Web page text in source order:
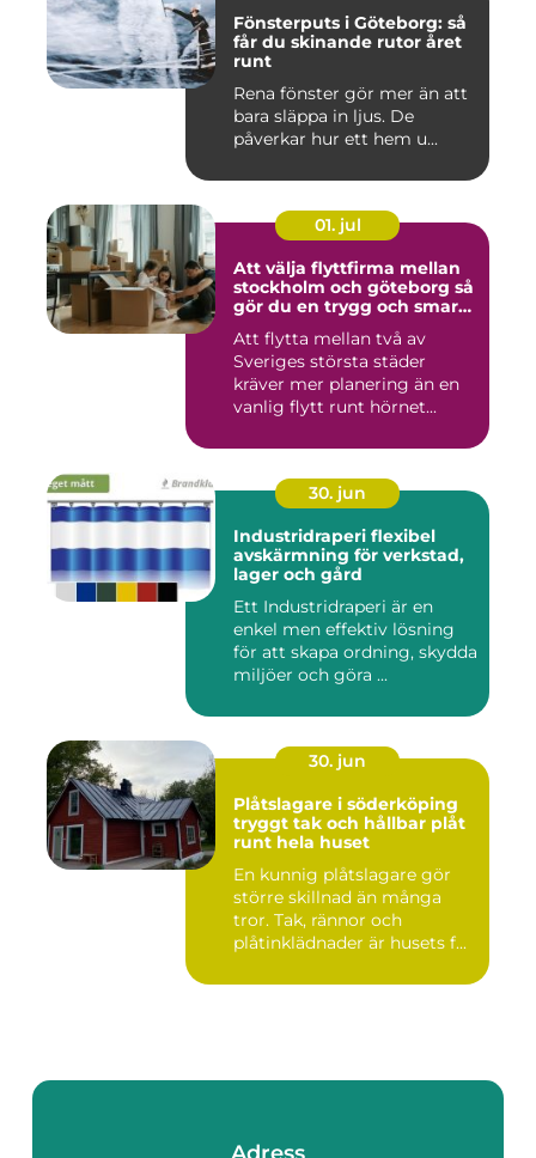
Fönsterputs i Göteborg: så
får du skinande rutor året
runt
Rena fönster gör mer än att
bara släppa in ljus. De
påverkar hur ett hem u...
01. jul
Att välja flyttfirma mellan
stockholm och göteborg så
gör du en trygg och smart
Att flytta mellan två av
Sveriges största städer
kräver mer planering än en
vanlig flytt runt hörnet...
30. jun
Industridraperi flexibel
avskärmning för verkstad,
lager och gård
Ett Industridraperi är en
enkel men effektiv lösning
för att skapa ordning, skydda
miljöer och göra ...
30. jun
Plåtslagare i söderköping
tryggt tak och hållbar plåt
runt hela huset
En kunnig plåtslagare gör
större skillnad än många
tror. Tak, rännor och
plåtinklädnader är husets f...